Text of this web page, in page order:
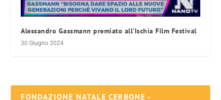
Alessandro Gassmann premiato all’Ischia Film Festival
30 Giugno 2024
FONDAZIONE NATALE CERBONE -